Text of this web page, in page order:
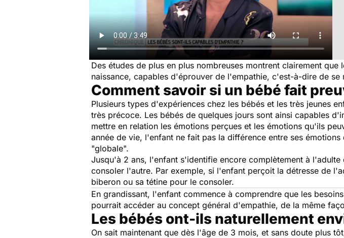
Des études de plus en plus nombreuses montrent clairement
naissance, capables d'éprouver de l'empathie, c'est-à-dire de
Comment savoir si un bébé fait
Plusieurs types d'expériences chez les bébés et les très jeunes
très précoce. Les bébés de quelques jours sont ainsi capables
mettre en relation les émotions perçues et les émotions qu'ils
année de vie, l'enfant ne fait pas la différence entre ses
"globale".
Jusqu'à 2 ans, l'enfant s'identifie encore complètement à
consoler l'autre. Par exemple, si l'enfant perçoit la détresse de
biberon ou sa tétine pour le consoler.
En grandissant, l'enfant commence à comprendre que les
pourrait accéder au concept général d'empathie, de la même
Les bébés ont-ils naturellement
On sait maintenant que dès l'âge de 3 mois, et sans doute plus